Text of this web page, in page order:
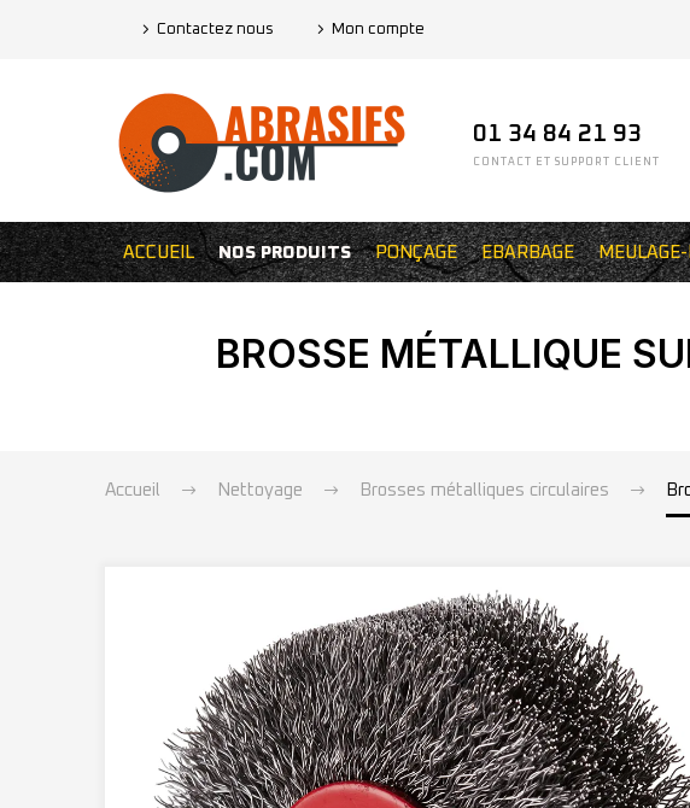
Contactez nous Mon compte
01 34 84 21 93
CONTACT ET SUPPORT CLIENT
ACCUEIL NOS PRODUITS PONÇAGE EBARBAGE
BROSSE MÉTALLIQUE
Accueil Nettoyage Brosses métalliques circulaires